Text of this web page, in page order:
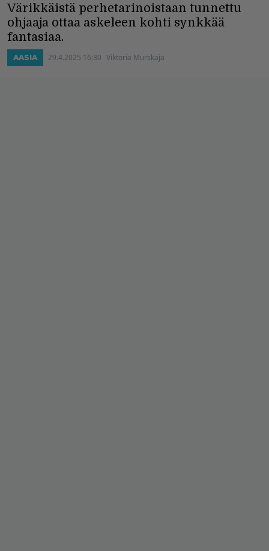
Värikkäistä perhetarinoistaan tunnettu
ohjaaja ottaa askeleen kohti synkkää
fantasiaa.
AASIA 29.4.2025 16:30 Viktoria Murskaja